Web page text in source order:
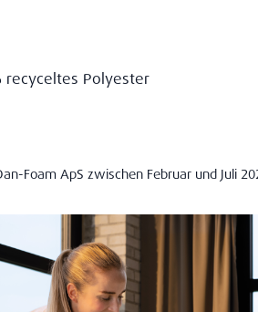
recyceltes Polyester
Foam ApS zwischen Februar und Juli